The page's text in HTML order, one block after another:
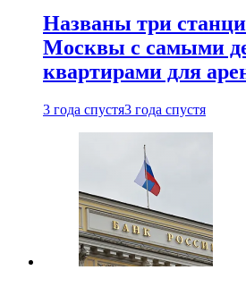
Названы три
Москвы с самыми
квартирами для
3 года спустя3 года спустя